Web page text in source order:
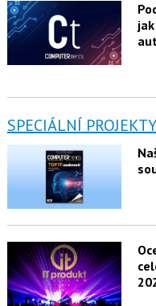
SPECIÁLNÍ PROJEKTY